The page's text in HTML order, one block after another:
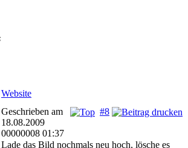
Website
#8
Geschrieben am
18.08.2009
00000008 01:37
Lade das Bild nochmals neu hoch, lösche es